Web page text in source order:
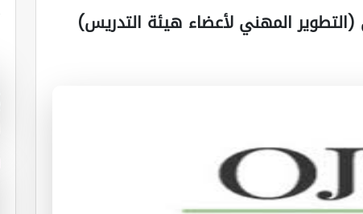
المهني لأعضاء هيئة التدريس)